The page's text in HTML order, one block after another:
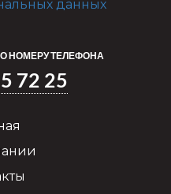
данных
НОМЕРУ ТЕЛЕФОНА
72 25